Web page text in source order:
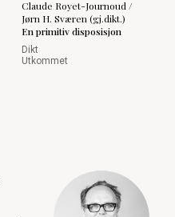
Claude Royet-Journoud /
Jørn H. Sværen (gj.dikt.)
En primitiv disposisjon
Dikt
Utkommet